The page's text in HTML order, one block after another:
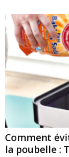
Comment
la poubelle :